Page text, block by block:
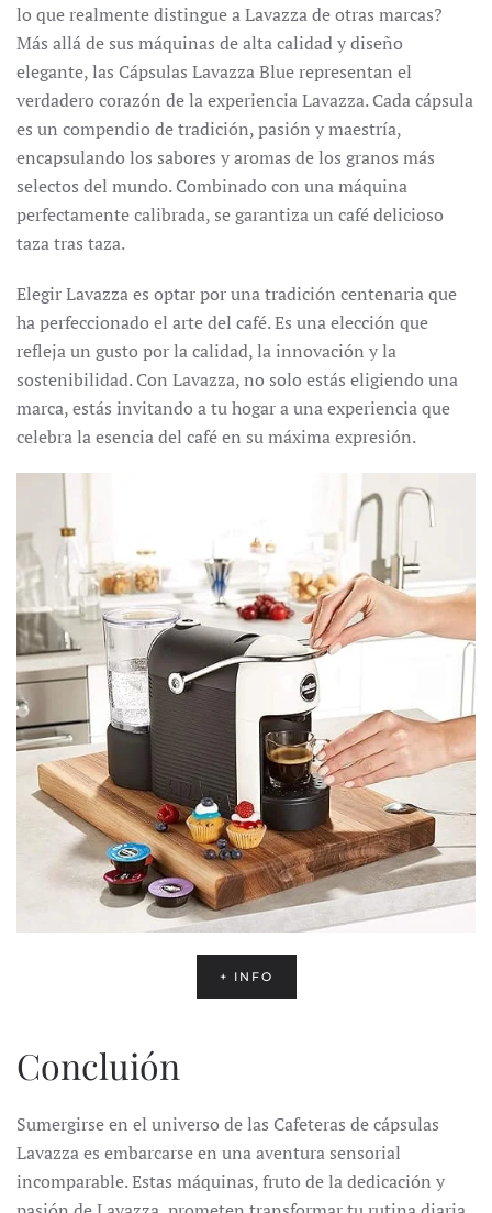
lo que realmente distingue a Lavazza de otras marcas?
Más allá de sus máquinas de alta calidad y diseño
elegante, las Cápsulas Lavazza Bluerepresentan el
verdadero corazón de la experiencia Lavazza. Cada cápsula
es un compendio de tradición, pasión y maestría,
encapsulando los sabores y aromas de los granos más
selectos del mundo. Combinado con una máquina
perfectamente calibrada, se garantiza un café delicioso
taza tras taza.
Elegir Lavazza es optar por una tradición centenaria que
ha perfeccionado el arte del café. Es una elección que
refleja un gusto por la calidad, la innovación y la
sostenibilidad. Con Lavazza, no solo estás eligiendo una
marca, estás invitando a tu hogar a una experiencia que
celebra la esencia del café en su máxima expresión.
+ INFO
Concluión
Sumergirse en el universo de las Cafeteras de cápsulas
Lavazza es embarcarse en una aventura sensorial
incomparable.Estas máquinas, fruto de la dedicación y